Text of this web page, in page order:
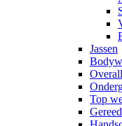
Jassen
Top